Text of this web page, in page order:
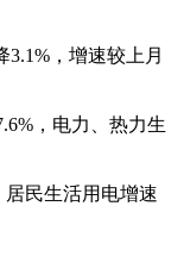
，增速较上月
，电力、热力生
居民生活用电增速